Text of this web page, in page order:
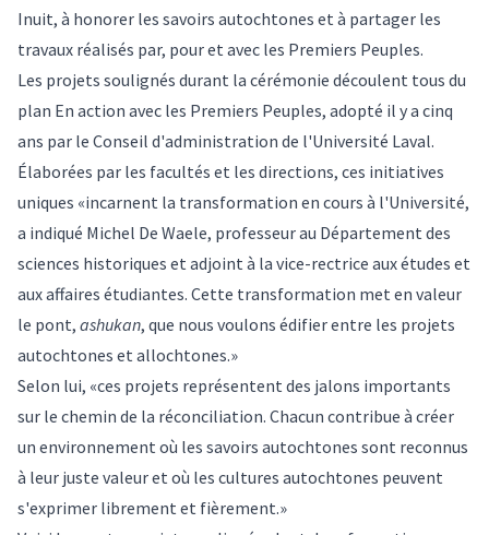
Inuit, à honorer les savoirs autochtones et à partager les
travaux réalisés par, pour et avec les Premiers Peuples.
Les projets soulignés durant la cérémonie découlent tous du
plan En action avec les Premiers Peuples, adopté il y a cinq
ans par le Conseil d'administration de l'Université Laval.
Élaborées par les facultés et les directions, ces initiatives
uniques «incarnent la transformation en cours à l'Université,
a indiqué Michel De Waele, professeur au Département des
sciences historiques et adjoint à la vice-rectrice aux études et
aux affaires étudiantes. Cette transformation met en valeur
le pont, ashukan, que nous voulons édifier entre les projets
autochtones et allochtones.»
Selon lui, «ces projets représentent des jalons importants
sur le chemin de la réconciliation. Chacun contribue à créer
un environnement où les savoirs autochtones sont reconnus
à leur juste valeur et où les cultures autochtones peuvent
s'exprimer librement et fièrement.»